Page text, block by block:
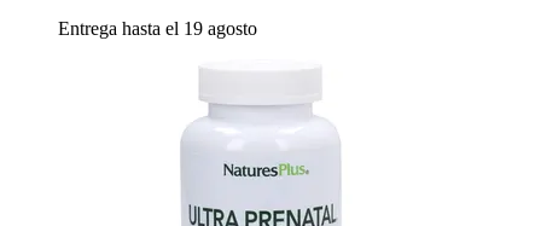
Entrega hasta el 19 agosto